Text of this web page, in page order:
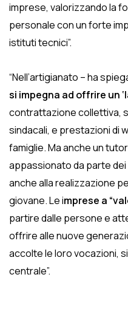
imprese, valorizzando la
personale con un forte
istituti tecnici”.
“Nell’artigianato – ha
si impegna ad offrire un
contrattazione collettiva,
sindacali, e prestazioni di
famiglie. Ma anche un
appassionato da parte
anche alla realizzazione
giovane. Le imprese a
partire dalle persone e
offrire alle nuove
accolte le loro vocazioni,
centrale”.